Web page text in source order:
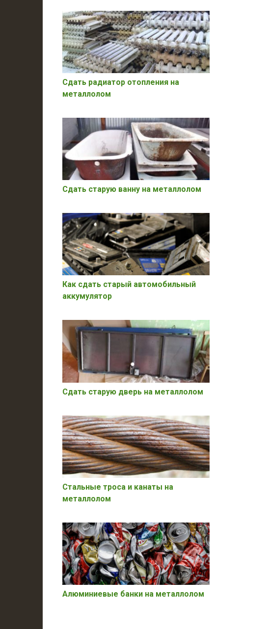
Сдать радиатор отопления на
металлолом
Сдать старую ванну на металлолом
Как сдать старый автомобильный
аккумулятор
Сдать старую дверь на металлолом
Стальные троса и канаты на
металлолом
Алюминиевые банки на металлолом